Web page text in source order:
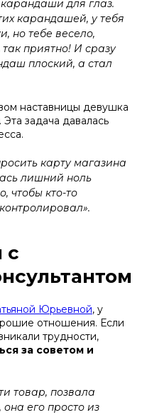
для глаз.
карандашей, у тебя
но тебе весело,
так приятно! И сразу
плоский, а стал
наставницы девушка
задача давалась
карту магазина
лишний ноль
чтобы кто-то
с
Юрьевной, у
отношения. Если
трудности,
за советом и
товар, позвала
она его просто из